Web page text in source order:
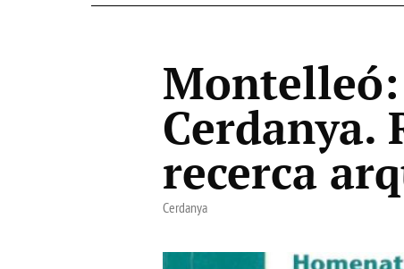
Cerdanya.
recerca
Cerdanya